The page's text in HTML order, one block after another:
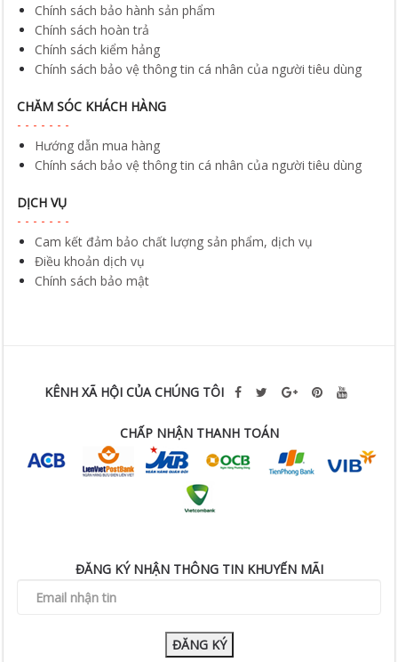
Chính sách bảo hành sản phẩm
Chính sách hoàn trả
Chính sách kiểm hảng
Chính sách bảo vệ thông tin cá nhân của người tiêu dùng
CHĂM SÓC KHÁCH HÀNG
Hướng dẫn mua hàng
Chính sách bảo vệ thông tin cá nhân của người tiêu dùng
DỊCH VỤ
Cam kết đảm bảo chất lượng sản phẩm, dịch vụ
Điều khoản dịch vụ
Chính sách bảo mật
KÊNH XÃ HỘI CỦA CHÚNG TÔI
CHẤP NHẬN THANH TOÁN
ĐĂNG KÝ NHẬN THÔNG TIN KHUYẾN MÃI
ĐĂNG KÝ